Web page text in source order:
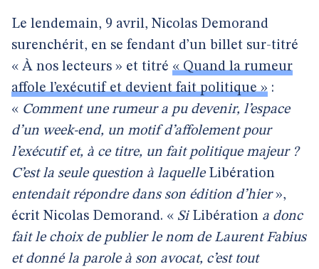
Le lendemain, 9 avril, Nicolas Demorand
surenchérit, en se fendant d’un billet sur-titré
« À nos lecteurs » et titré « Quand la rumeur
affole l’exécutif et devient fait politique » :
« Comment une rumeur a pu devenir, l’espace
d’un week-end, un motif d’affolement pour
l’exécutif et, à ce titre, un fait politique majeur ?
C’est la seule question à laquelle Libération
entendait répondre dans son édition d’hier»,
écrit Nicolas Demorand. « Si Libération a donc
fait le choix de publier le nom de Laurent Fabius
et donné la parole à son avocat, c’est tout